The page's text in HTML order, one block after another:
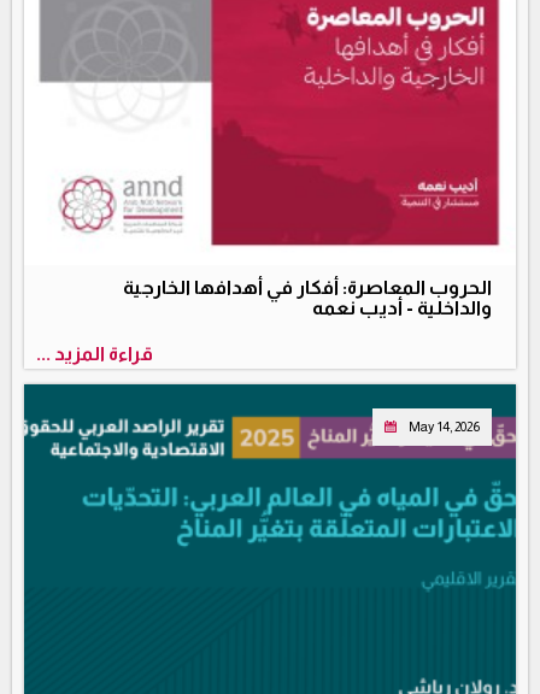
الحروب المعاصرة: أفكار في أهدافها الخارجية
والداخلية - أديب نعمه
قراءة المزيد ...
May 14, 2026